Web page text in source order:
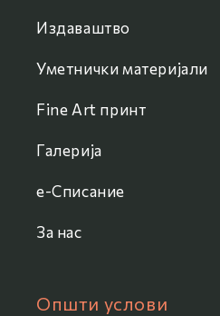
Издаваштво
Уметнички материјали
Fine Art принт
Галерија
e-Списание
За нас
Општи услови